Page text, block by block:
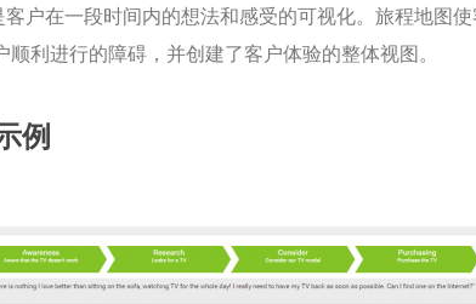
客户在一段时间内的想法和感受的可视化。旅程地图
利进行的障碍，并创建了客户体验的整体视图。
例